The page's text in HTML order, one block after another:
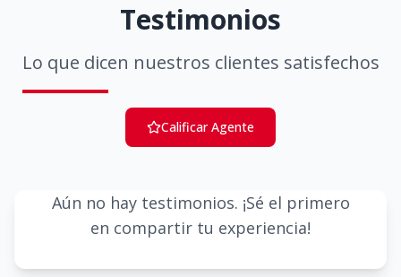
Testimonios
Lo que dicen nuestros clientes satisfechos
Calificar Agente
Aún no hay testimonios. ¡Sé el primero
en compartir tu experiencia!